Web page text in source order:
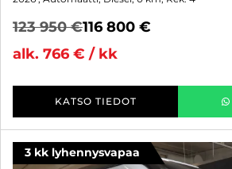
123 950 €116 800 €
alk. 766 € / kk
KATSO TIEDOT
3 kk lyhennysvapaa